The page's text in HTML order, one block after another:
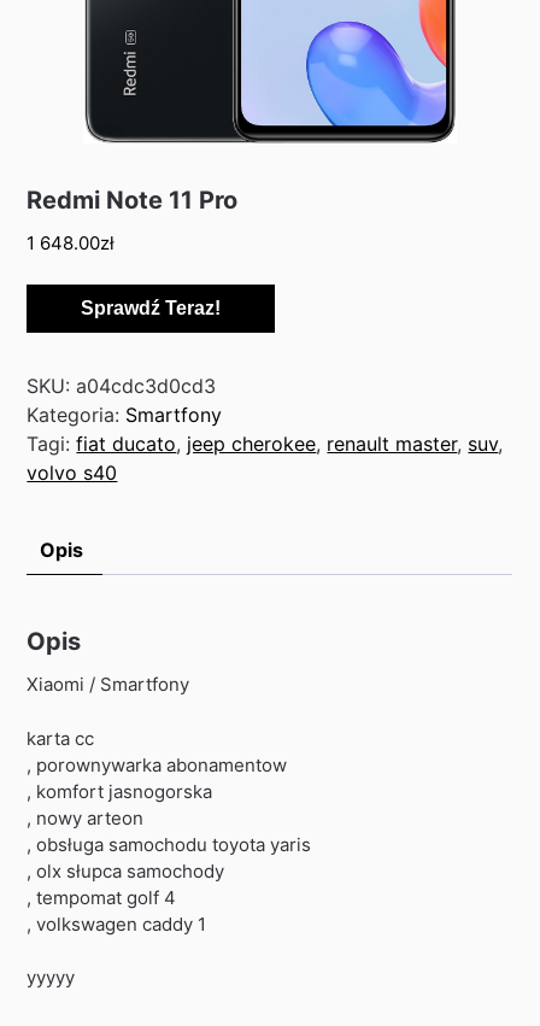
Redmi Note 11 Pro
1 648.00zł
Sprawdź Teraz!
SKU:a04cdc3d0cd3
Kategoria: Smartfony
Tagi:fiat ducato, jeep cherokee, renault master, suv,
volvo s40
Opis
Opis
Xiaomi / Smartfony
karta cc
, porownywarka abonamentow
, komfort jasnogorska
, nowy arteon
, obsługa samochodu toyota yaris
, olx słupca samochody
, tempomat golf 4
, volkswagen caddy 1
yyyyy